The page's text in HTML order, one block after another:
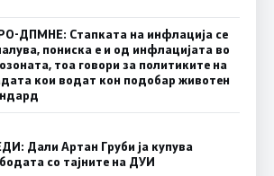
ДПМНЕ: Стапката на инфлација се
пониска е и од инфлацијата во
тоа говори за политиките на
кои водат кон подобар животен
Дали Артан Груби ја купува
со тајните на ДУИ